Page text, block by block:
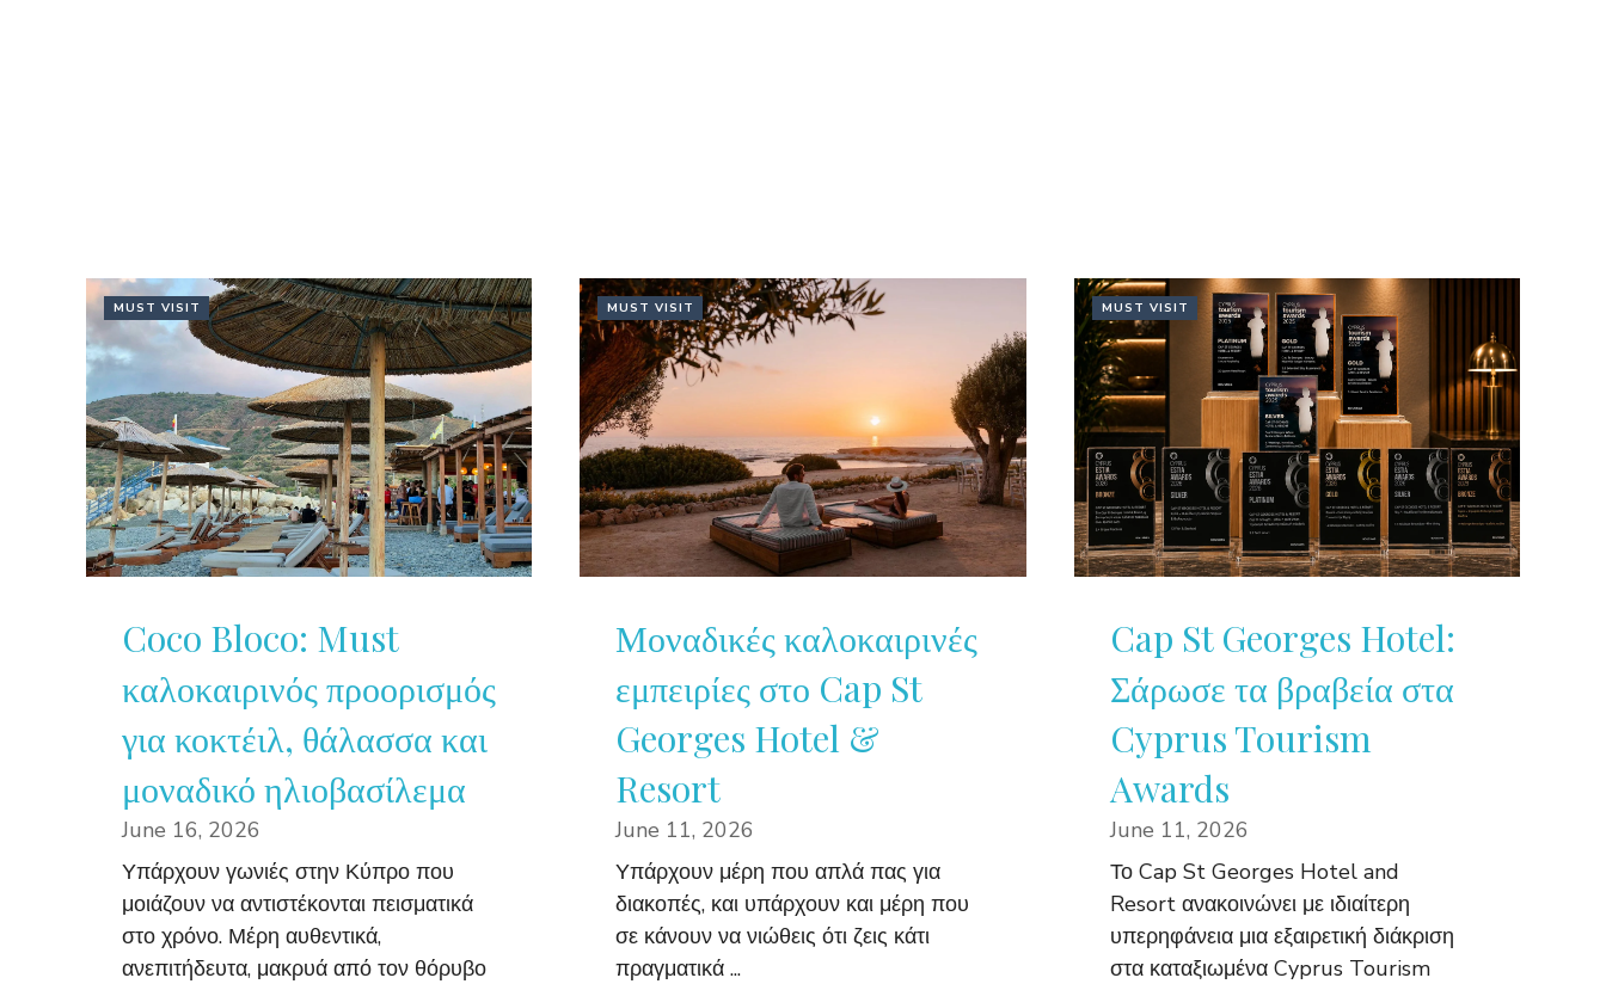
MUST VISIT
Coco Bloco: Must
καλοκαιρινός προορισμός
για κοκτέιλ, θάλασσα και
μοναδικό ηλιοβασίλεμα
June 16, 2026
Υπάρχουν γωνιές στην Κύπρο που
μοιάζουν να αντιστέκονται πεισματικά
στο χρόνο. Μέρη αυθεντικά,
ανεπιτήδευτα, μακρυά από τον θόρυβο
MUST VISIT
Μοναδικές καλοκαιρινές
εμπειρίες στο Cap St
Georges Hotel &
Resort
June 11, 2026
Υπάρχουν μέρη που απλά πας για
διακοπές, και υπάρχουν και μέρη που
σε κάνουν να νιώθεις ότι ζεις κάτι
πραγματικά ...
MUST VISIT
Cap St Georges Hotel:
Σάρωσε τα βραβεία στα
Cyprus Tourism
Awards
June 11, 2026
Το Cap St Georges Hotel and
Resort ανακοινώνει με ιδιαίτερη
υπερηφάνεια μια εξαιρετική διάκριση
στα καταξιωμένα Cyprus Tourism